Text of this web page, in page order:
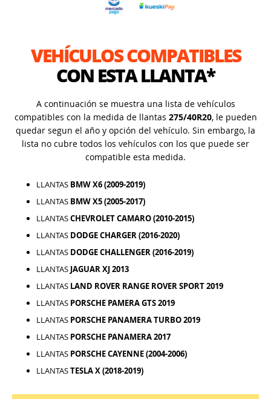
VEHÍCULOS COMPATIBLES
CON ESTA LLANTA*
A continuación se muestra una lista de vehículos
compatibles con la medida de llantas 275/40R20, le pueden
quedar segun el año y opción del vehículo. Sin embargo, la
lista no cubre todos los vehículos con los que puede ser
compatible esta medida.
LLANTAS BMW X6 (2009-2019)
LLANTAS BMW X5 (2005-2017)
LLANTASCHEVROLET CAMARO (2010-2015)
LLANTAS DODGE CHARGER (2016-2020)
LLANTAS DODGE CHALLENGER (2016-2019)
LLANTAS JAGUAR XJ 2013
LLANTAS LAND ROVER RANGE ROVER SPORT 2019
LLANTAS PORSCHE PAMERA GTS 2019
LLANTAS PORSCHE PANAMERA TURBO 2019
LLANTAS PORSCHE PANAMERA 2017
LLANTAS PORSCHE CAYENNE (2004-2006)
LLANTASTESLA X (2018-2019)